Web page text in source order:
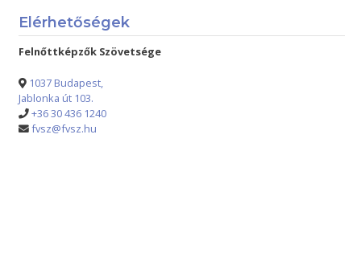
Elérhetőségek
Felnőttképzők Szövetsége
1037 Budapest,
Jablonka út 103.
+36 30 436 1240
fvsz@fvsz.hu